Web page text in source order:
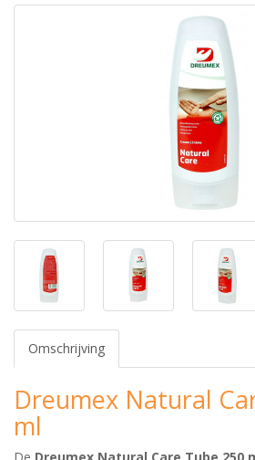
Omschrijving
Dreumex Natural
ml